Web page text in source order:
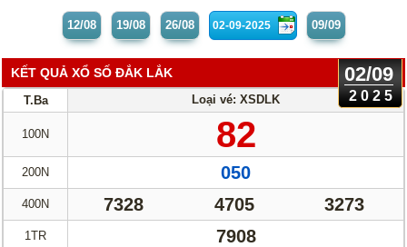
12/08 19/08 26/08 09/09
KẾT QUẢ XỔ SỐ ĐẮK LẮK 02/09
2025
T.Ba Loại vé: XSDLK
100N 82
200N 050
400N 7328 4705 3273
1TR 7908